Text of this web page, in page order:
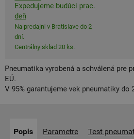
Expedujeme budúci prac.
deň
Na predajni v Bratislave do 2
dní.
Centrálny sklad 20 ks.
Pneumatika vyrobená a schválená pre
EÚ.
V 95% garantujeme vek pneumatiky do
Popis Parametre Test